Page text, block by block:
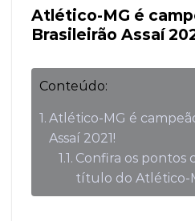
Atlético-MG é
Brasileirão Assaí
Conteúdo:
Atlético-MG é
Assaí 2021!
Confira os pontos
título do Atlético-